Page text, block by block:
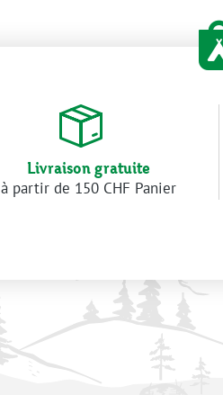
Livraison gratuite
à partir de 150 CHF Panier